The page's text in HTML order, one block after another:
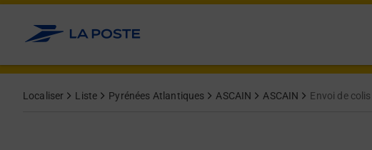
Allez au contenu
Localiser Liste Pyrénées Atlantiques ASCAIN ASCAIN Envoi de colis
Afficher ou masquer la réponse
Afficher ou masquer la réponse
Afficher ou masquer la réponse